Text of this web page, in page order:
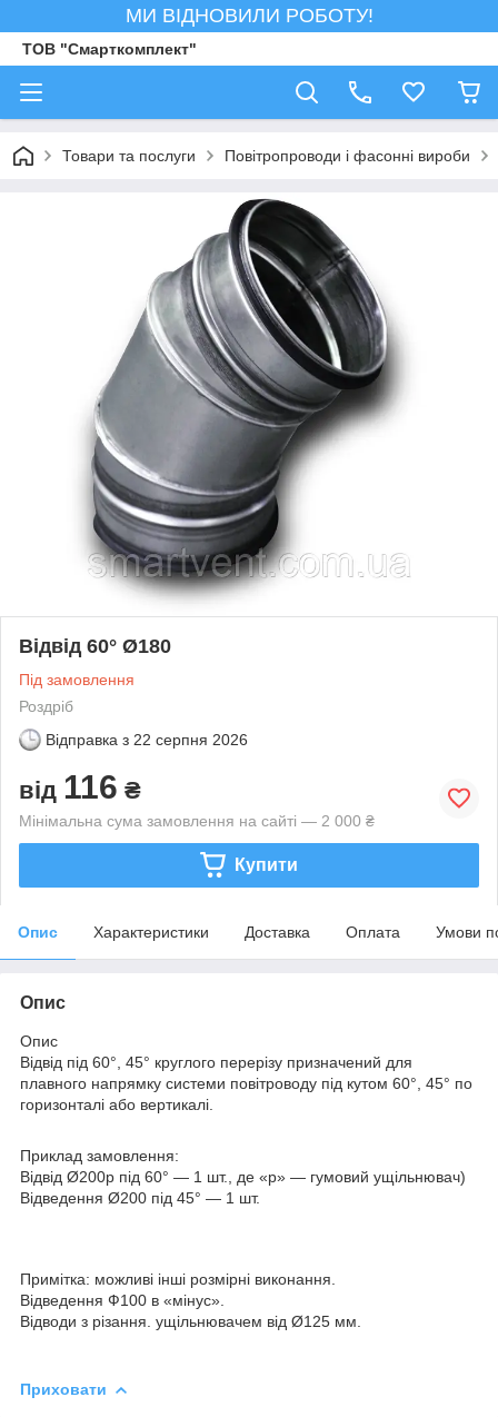
МИ ВІДНОВИЛИ РОБОТУ!
ТОВ "Смарткомплект"
Товари та послуги Повітропроводи і фасонні вироби
Відвід 60° Ø180
Під замовлення
Роздріб
Відправка з 22 серпня 2026
від 116 ₴
Мінімальна сума замовлення на сайті — 2 000 ₴
Купити
Опис Характеристики Доставка Оплата Умови
Опис
Опис
Відвід під 60°, 45° круглого перерізу призначений для
плавного напрямку системи повітроводу під кутом 60°, 45° по
горизонталі або вертикалі.
Приклад замовлення:
Відвід Ø200р під 60° — 1 шт., де «р» — гумовий ущільнювач)
Відведення Ø200 під 45° — 1 шт.
Примітка: можливі інші розмірні виконання.
Відведення Ф100 в «мінус».
Відводи з різання. ущільнювачем від Ø125 мм.
Приховати